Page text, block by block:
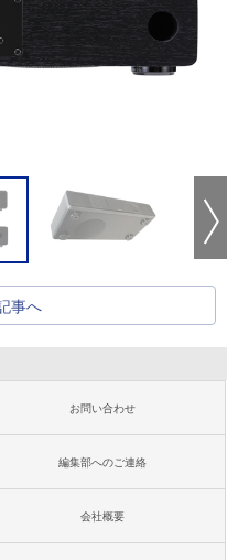
事へ
お問い合わせ
編集部へのご連絡
会社概要